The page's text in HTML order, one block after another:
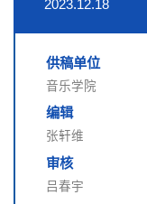
2023.12.18
供稿单位
音乐学院
编辑
张轩维
审核
吕春宇